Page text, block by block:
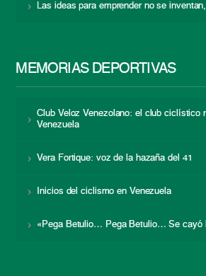
Las ideas para emprender no se
MEMORIAS DEPORTIVAS
Club Veloz Venezolano: el club ciclístico
Venezuela
Vera Fortique: voz de la hazaña del 41
Inicios del ciclismo en Venezuela
«Pega Betulio… Pega Betulio… Se cayó